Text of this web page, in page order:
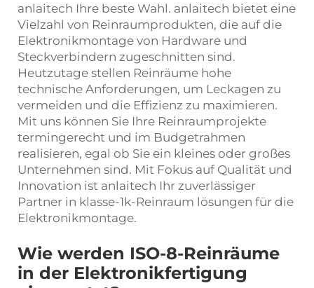
anlaitech Ihre beste Wahl. anlaitech bietet eine
Vielzahl von Reinraumprodukten, die auf die
Elektronikmontage von Hardware und
Steckverbindern zugeschnitten sind.
Heutzutage stellen Reinräume hohe
technische Anforderungen, um Leckagen zu
vermeiden und die Effizienz zu maximieren.
Mit uns können Sie Ihre Reinraumprojekte
termingerecht und im Budgetrahmen
realisieren, egal ob Sie ein kleines oder großes
Unternehmen sind. Mit Fokus auf Qualität und
Innovation ist anlaitech Ihr zuverlässiger
Partner in klasse-1k-Reinraum lösungen für die
Elektronikmontage.
Wie werden ISO-8-Reinräume
in der Elektronikfertigung